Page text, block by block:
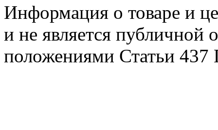
Информация о товаре и
и не является публичной
положениями Статьи 437